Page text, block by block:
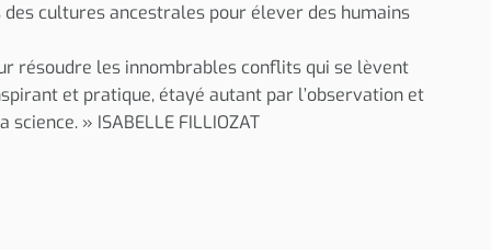
cultures ancestrales pour élever des humains
résoudre les innombrables conflits qui se lèvent
et pratique, étayé autant par l’observation et
» ISABELLE FILLIOZAT